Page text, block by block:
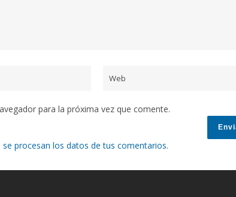
para la próxima vez que comente.
procesan los datos de tus comentarios.